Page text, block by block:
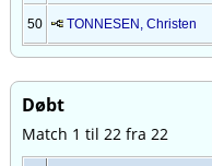
50 TONNESEN, Christen
Døbt
Match 1 til 22 fra 22